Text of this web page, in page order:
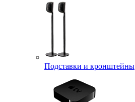
Подставки и кронштейны